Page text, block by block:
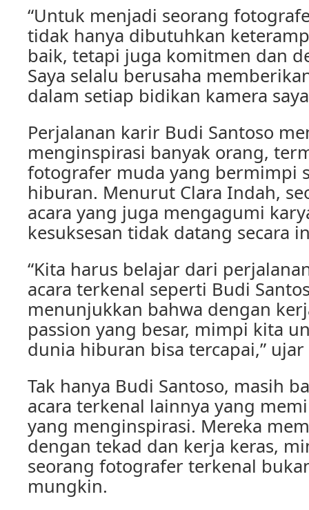
“Untuk menjadi seorang
tidak hanya dibutuhkan
baik, tetapi juga komitmen dan
Saya selalu berusaha
dalam setiap bidikan kamera
Perjalanan karir Budi Santoso
menginspirasi banyak orang,
fotografer muda yang bermimpi
hiburan. Menurut Clara Indah,
acara yang juga mengagumi
kesuksesan tidak datang secara
“Kita harus belajar dari
acara terkenal seperti Budi
menunjukkan bahwa dengan
passion yang besar, mimpi kita
dunia hiburan bisa tercapai,” ujar
Tak hanya Budi Santoso, masih
acara terkenal lainnya yang
yang menginspirasi. Mereka
dengan tekad dan kerja keras,
seorang fotografer terkenal
mungkin.